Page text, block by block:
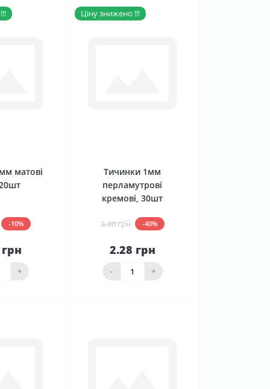
матові
-10%
+
Ціну знижено !!!
Тичинки 1мм
перламутрові
кремові, 30шт
3.80 грн -40%
2.28 грн
- +
кошика